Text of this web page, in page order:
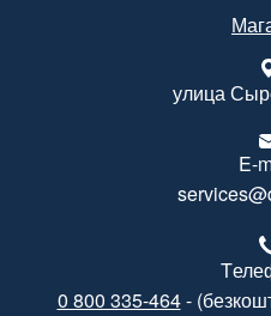
улица
E-
0 800 335-464-